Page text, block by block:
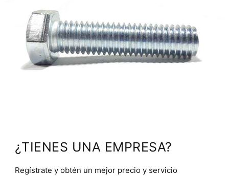
¿TIENES UNA EMPRESA?
Regístrate y obtén un mejor precio y servicio